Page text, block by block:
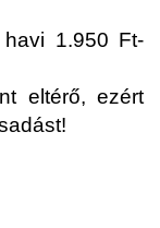
havi 1.950 Ft-
eltérő, ezért